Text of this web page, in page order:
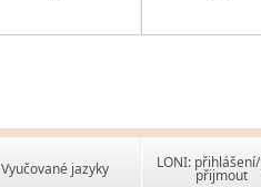
Vyučované jazyky LONI:
přijmout